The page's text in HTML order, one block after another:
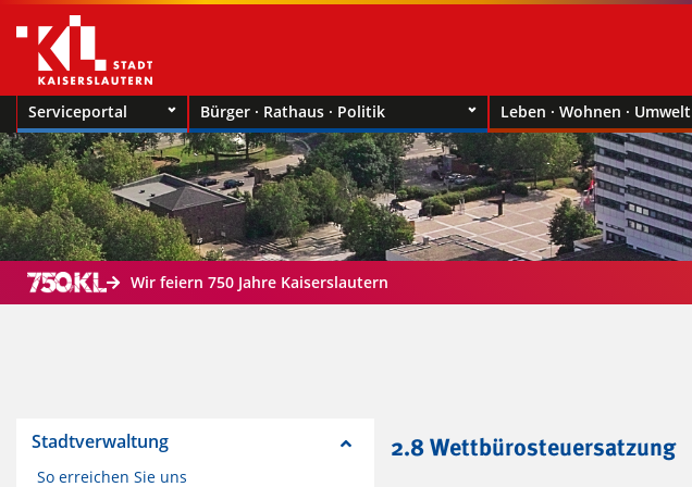
Serviceportal Bürger · Rathaus · Politik Leben · Wohnen · Umwelt
Wir feiern 750 Jahre Kaiserslautern
Stadtverwaltung
So erreichen Sie uns
2.8 Wettbürosteuersatzung